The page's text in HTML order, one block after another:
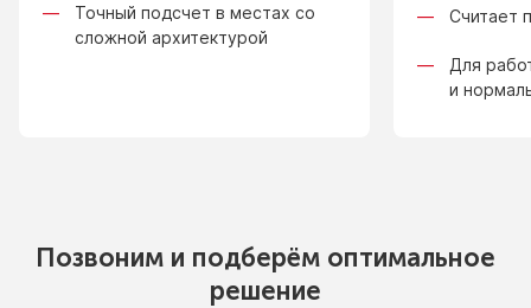
Точный подсчет в местах со
сложной архитектурой
Считает
Для
и
Позвоним и подберём оптимальное
решение